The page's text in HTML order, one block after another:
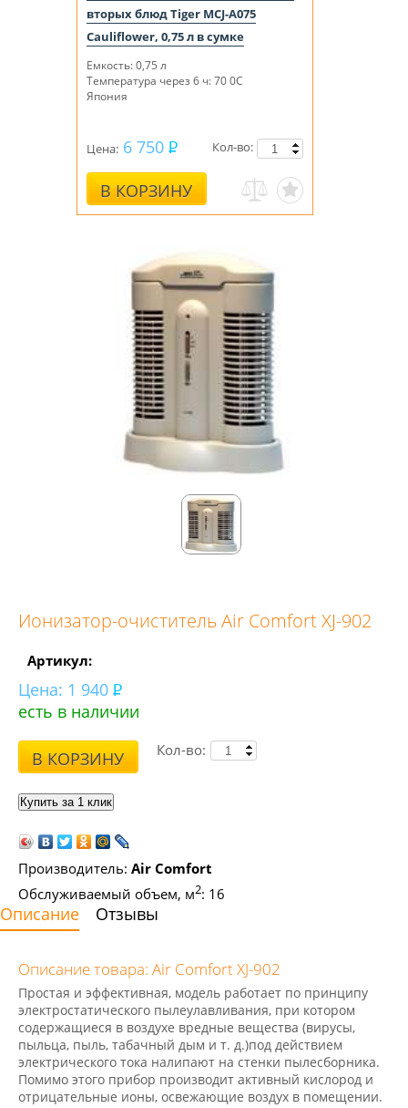
вторых блюд Tiger MCJ-A075
Cauliflower, 0,75 л в сумке
Емкость: 0,75 л
Температура через 6 ч: 70 0С
Япония
Цена: 6 750
В КОРЗИНУ
Кол-во:
Ионизатор-очиститель Air Comfort XJ-902
Артикул:
Цена: 1 940
есть в наличии
В КОРЗИНУ Кол-во:
Производитель: Air Comfort
Обслуживаемый объем, м2: 16
Описание Отзывы
Описание товара: Air Comfort XJ-902
Простая и эффективная, модель работает по принципу
электростатического пылеулавливания, при котором
содержащиеся в воздухе вредные вещества (вирусы,
пыльца, пыль, табачный дым и т. д.)под действием
электрического тока налипают на стенки пылесборника.
Помимо этого прибор производит активный кислород и
отрицательные ионы, освежающие воздух в помещении.